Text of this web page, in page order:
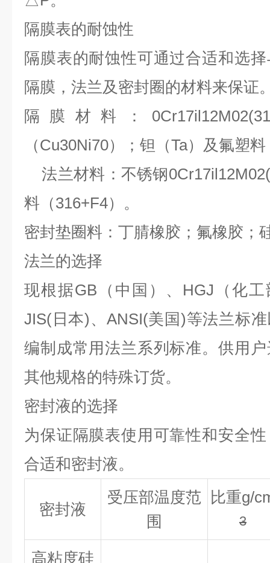
隔膜表的耐蚀性
隔膜表的耐蚀性可通过合适和选
隔膜，法兰及密封圈的材料来保证
隔膜材料：
（Cu30Ni70）；钽（Ta）及氟塑
法兰材料：不锈钢
料（316+F4）。
密封垫圈料：丁腈橡胶；氟橡胶；
法兰的选择
现根据GB（中国）、HGJ（化
JIS(日本)、ANSI(美国)等法兰标
编制成常用法兰系列标准。供用
其他规格的特殊订货。
密封液的选择
为保证隔膜表使用可靠性和安全
合适和密封液。
密封液
受压部温度范
围
比重g/
3
高粘度硅